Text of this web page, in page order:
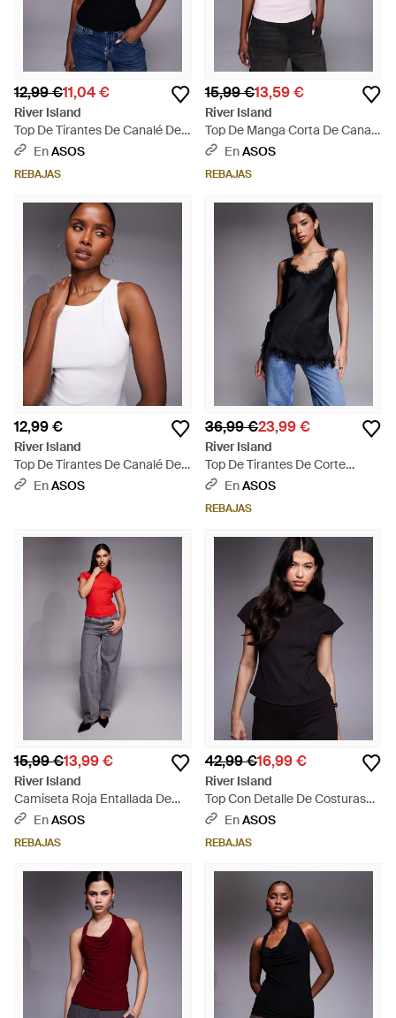
12,99 €11,04 €
River Island
Top De Tirantes De Canalé De -
AzulEnASOS
REBAJAS
15,99 €13,59 €
River Island
Top De Manga Corta De Canalé
De - Blanco
EnASOS
REBAJAS
12,99 €
River Island
Top De Tirantes De Canalé De -
GrisEnASOS
36,99 €23,99 €
River Island
Top De Tirantes De Corte
Alargado Con Detalle De
EnASOS
REBAJAS
15,99 €13,99 €
River Island
Camiseta Roja Entallada De
Canalé De - Gris
EnASOS
REBAJAS
42,99 €16,99 €
River Island
Top Con Detalle De Costuras
De (Parte De Un Conjunto) -
EnASOS
REBAJAS